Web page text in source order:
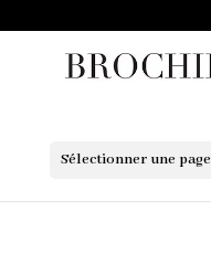
Sélectionner une page